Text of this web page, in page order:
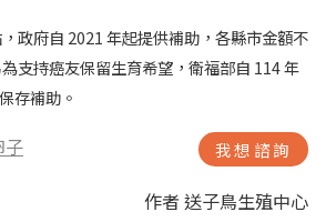
政府自 2021 年起提供補助，各縣市金額不
支持癌友保留生育希望，衛福部自 114 年
存補助。
子 我想諮詢
作者 送子鳥生殖中心